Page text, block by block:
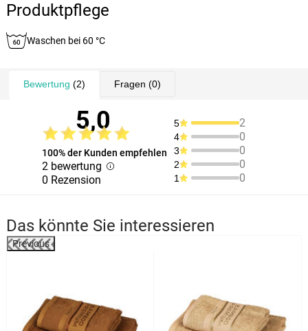
Produktpflege
Waschen bei 60 °C
Bewertung (2) Fragen (0)
5,0
100% der Kunden empfehlen
2 bewertung
0 Rezension
5 2
4 0
3 0
2 0
1 0
Das könnte Sie interessieren
Previous